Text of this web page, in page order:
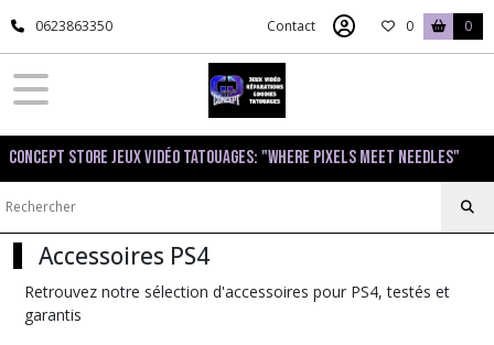
0623863350 Contact 0 0
Concept Store Jeux Vidéo Tatouages: "Where pixels meet needles"
Accessoires PS4
Retrouvez notre sélection d'accessoires pour PS4, testés et
garantis
Fermer
FILTRES
Tous
les
Sony
PS4
Consoles
PS4